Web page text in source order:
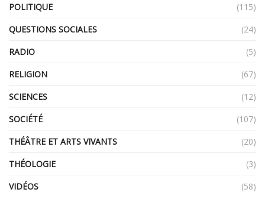
POLITIQUE
(115)
QUESTIONS SOCIALES
(24)
RADIO
(5)
RELIGION
(67)
SCIENCES
(12)
SOCIÉTÉ
(107)
THÉÂTRE ET ARTS VIVANTS
(20)
THÉOLOGIE
(3)
VIDÉOS
(58)